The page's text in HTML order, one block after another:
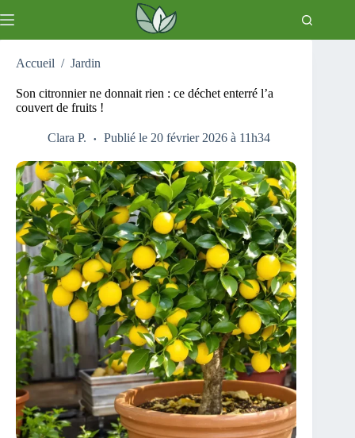
au
Accueil / Jardin
Son citronnier ne donnait rien : ce déchet enterré l’a
couvert de fruits !
Clara P. Publié le 20 février 2026 à 11h34